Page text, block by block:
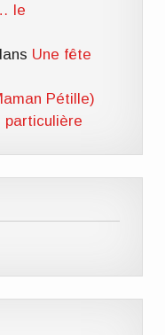
le
Une fête
Pétille)
particulière